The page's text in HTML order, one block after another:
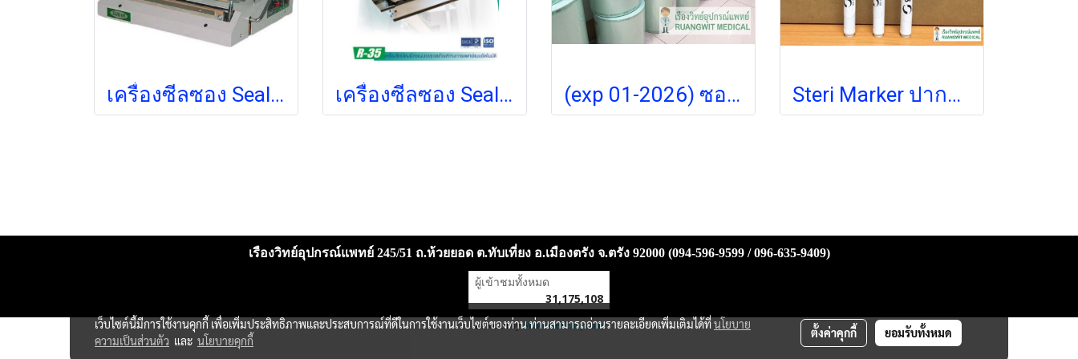
เครื่องซีลซอง Sealer S-35 (ส่งฟรี) (pre-order 2-4 สัปดาห์) เครื่องซีลซอง Sealer R-35 (ส่งฟรี) (pre order รอ 30 วัน) (exp 01-2026) ซองสเตอร์ไรด์ แบบเรียบ 250 มม. x 200เมตร (หนา 70 g/m2) เกรดโรงพยาบาล Steri Marker ปากกาเขียนก่อนเข้าสเตอไรด์
เรืองวิทย์อุปกรณ์แพทย์ 245/51 ถ.ห้วยยอด ต.ทับเที่ยง อ.เมืองตรัง จ.ตรัง 92000 (094-596-9599 / 096-635-9409)
ผู้เข้าชมวันนี้
Powered byMakeWebEasy.com
เว็บไซต์นี้มีการใช้งานคุกกี้ เพื่อเพิ่มประสิทธิภาพและประสบการณ์ที่ดีในการใช้งานเว็บไซต์ของท่าน ท่านสามารถอ่านรายละเอียดเพิ่มเติมได้ที่นโยบาย
ความเป็นส่วนตัว และ นโยบายคุกกี้
ตั้งค่าคุกกี้ ยอมรับทั้งหมด